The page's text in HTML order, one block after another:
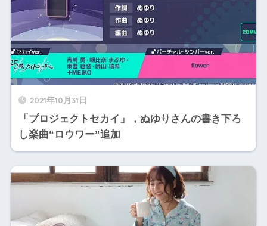
2021年10月31日
「プロジェクトセカイ」，ぬゆりさんの書き下ろ
し楽曲“ロウワー”追加